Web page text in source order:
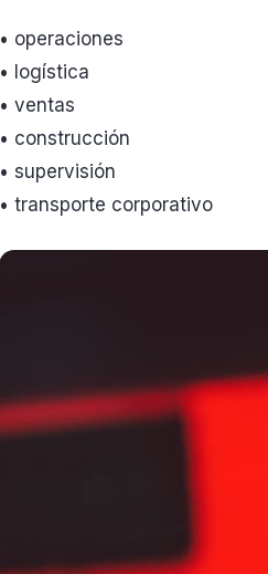
• operaciones
• logística
• ventas
• construcción
• supervisión
• transporte corporativo